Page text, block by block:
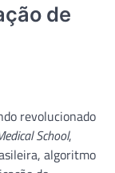
de
revolucionado
School,
algoritmo